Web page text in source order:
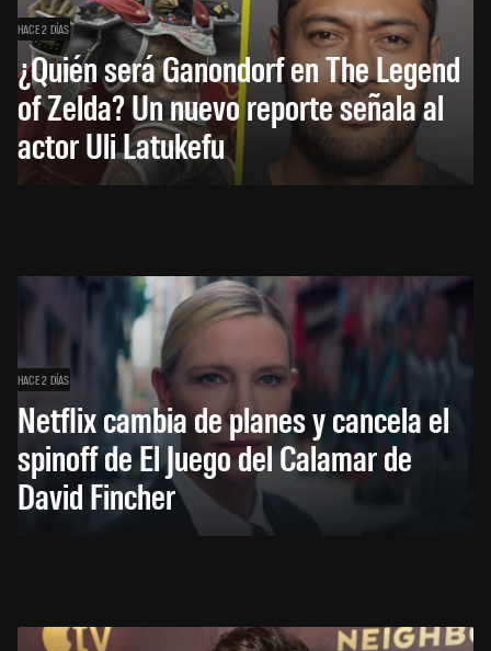
HACE 2 DÍAS
¿Quién será Ganondorf en The Legend
of Zelda? Un nuevo reporte señala al
actor Uli Latukefu
HACE 2 DÍAS
Netflix cambia de planes y cancela el
spinoff de El Juego del Calamar de
David Fincher